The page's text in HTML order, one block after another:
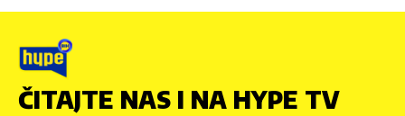
ČITAJTE NAS I NA HYPE TV